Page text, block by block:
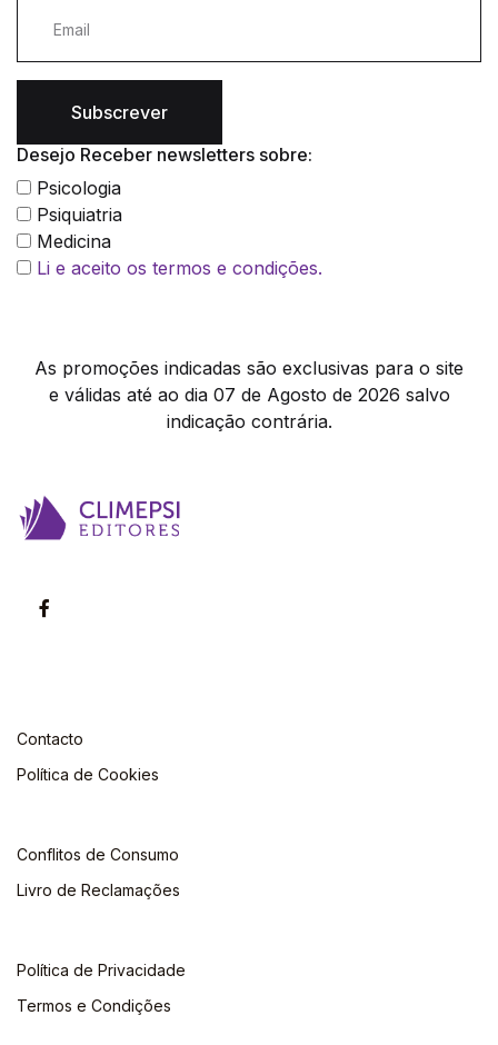
Subscrever
Desejo Receber newsletters sobre:
Psicologia
Psiquiatria
Medicina
Li e aceito os termos e condições.
As promoções indicadas são exclusivas para o site
e válidas até ao dia 07 de Agosto de 2026 salvo
indicação contrária.
Contacto
Política de Cookies
Conflitos de Consumo
Livro de Reclamações
Política de Privacidade
Termos e Condições